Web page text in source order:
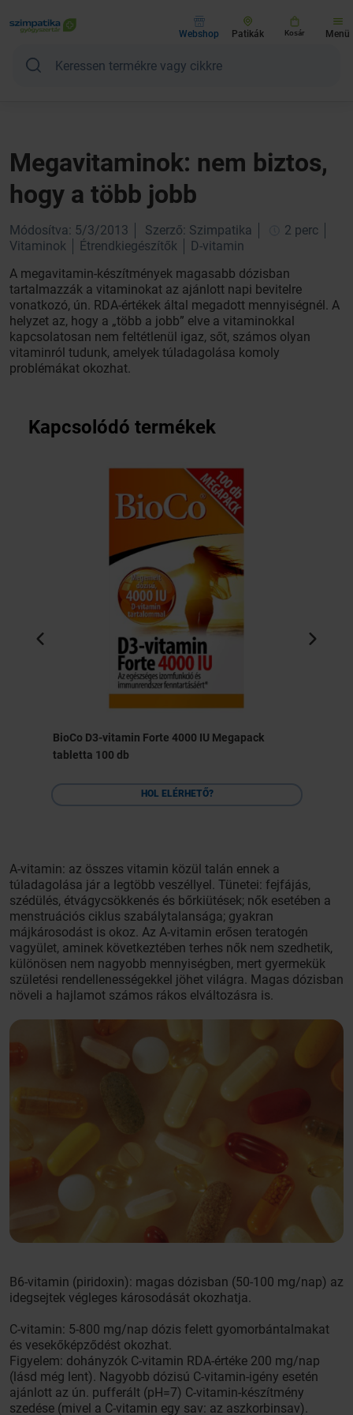
Webshop Patikák Kosár Menü
Megavitaminok: nem biztos,
hogy a több jobb
Módosítva: 5/3/2013 Szerző: Szimpatika
2 perc
Vitaminok
Étrendkiegészítők
D-vitamin
A megavitamin-készítmények magasabb dózisban
tartalmazzák a vitaminokat az ajánlott napi bevitelre
vonatkozó, ún. RDA-értékek által megadott mennyiségnél. A
helyzet az, hogy a „több a jobb” elve a vitaminokkal
kapcsolatosan nem feltétlenül igaz, sőt, számos olyan
vitaminról tudunk, amelyek túladagolása komoly
problémákat okozhat.
Kapcsolódó termékek
BioCo D3-vitamin Forte 4000 IU Megapack
tabletta 100 db
HOL ELÉRHETŐ?
A-vitamin: az összes vitamin közül talán ennek a
túladagolása jár a legtöbb veszéllyel. Tünetei: fejfájás,
szédülés, étvágycsökkenés és bőrkiütések; nők esetében a
menstruációs ciklus szabálytalansága; gyakran
májkárosodást is okoz. Az A-vitamin erősen teratogén
vagyület, aminek következtében terhes nők nem szedhetik,
különösen nem nagyobb mennyiségben, mert gyermekük
születési rendellenességekkel jöhet világra. Magas dózisban
növeli a hajlamot számos rákos elváltozásra is.
B6-vitamin (piridoxin): magas dózisban (50-100 mg/nap) az
idegsejtek végleges károsodását okozhatja.
C-vitamin: 5-800 mg/nap dózis felett gyomorbántalmakat
és vesekőképződést okozhat.
Figyelem: dohányzók C-vitamin RDA-értéke 200 mg/nap
(lásd még lent). Nagyobb dózisú C-vitamin-igény esetén
ajánlott az ún. pufferált (pH=7) C-vitamin-készítmény
szedése (mivel a C-vitamin egy sav: az aszkorbinsav).